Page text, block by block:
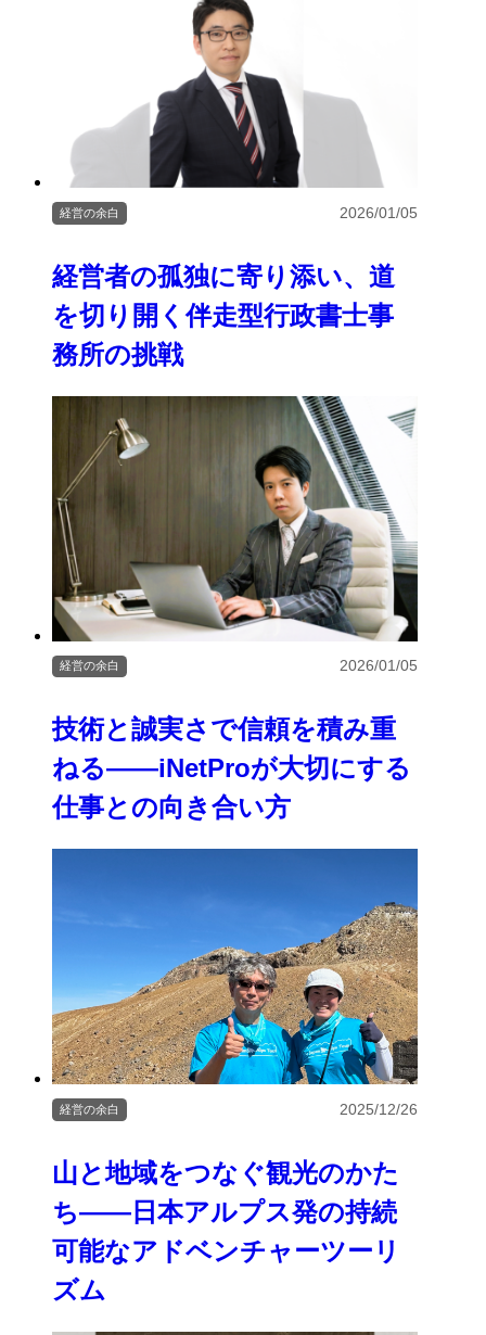
経営者の孤独に寄り添い、道
を切り開く伴走型行政書士事
務所の挑戦
経営の余白 2026/01/05
技術と誠実さで信頼を積み重
ねる――iNetProが大切にする
仕事との向き合い方
経営の余白 2026/01/05
山と地域をつなぐ観光のかた
ち――日本アルプス発の持続
可能なアドベンチャーツーリ
ズム
経営の余白 2025/12/26